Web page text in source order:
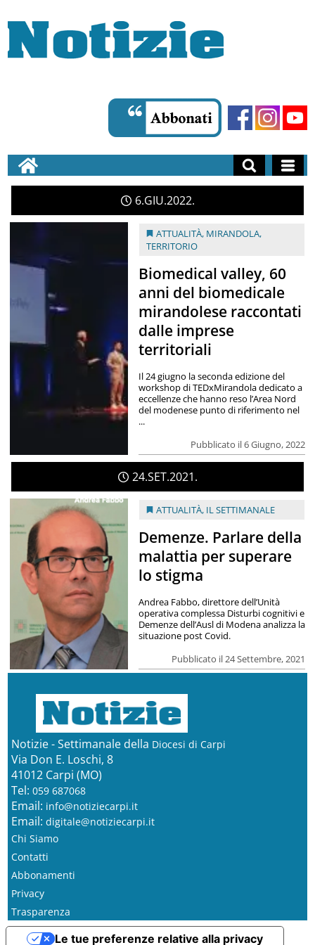
6 GIU 2022
ATTUALITÀ, MIRANDOLA,
TERRITORIO
Biomedical valley, 60
anni del biomedicale
mirandolese raccontati
dalle imprese
territoriali
Pubblicato il 6 Giugno, 2022
Il 24 giugno la seconda edizione del
workshop di TEDxMirandola dedicato a
eccellenze che hanno reso l’Area Nord
del modenese punto di riferimento nel
...
24 SET 2021
ATTUALITÀ, IL SETTIMANALE
Demenze. Parlare della
malattia per superare
lo stigma
Pubblicato il 24 Settembre, 2021
Andrea Fabbo, direttore dell’Unità
operativa complessa Disturbi cognitivi e
Demenze dell’Ausl di Modena analizza la
situazione post Covid.
Notizie - Settimanale della Diocesi di Carpi
Via Don E. Loschi, 8
41012 Carpi (MO)
Tel: 059 687068
Email: info@notiziecarpi.it
Email: digitale@notiziecarpi.it
Chi Siamo
Contatti
Abbonamenti
Privacy
Trasparenza
Le tue preferenze relative alla privacy